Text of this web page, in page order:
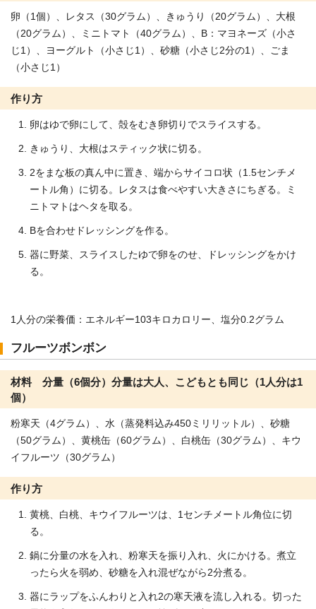
卵（1個）、レタス（30グラム）、きゅうり（20グラム）、大根
（20グラム）、ミニトマト（40グラム）、B：マヨネーズ（小さ
じ1）、ヨーグルト（小さじ1）、砂糖（小さじ2分の1）、ごま
（小さじ1）
作り方
卵はゆで卵にして、殻をむき卵切りでスライスする。
きゅうり、大根はスティック状に切る。
2をまな板の真ん中に置き、端からサイコロ状（1.5センチメ
ートル角）に切る。レタスは食べやすい大きさにちぎる。ミ
ニトマトはヘタを取る。
Bを合わせドレッシングを作る。
器に野菜、スライスしたゆで卵をのせ、ドレッシングをかけ
る。
1人分の栄養価：エネルギー103キロカロリー、塩分0.2グラム
フルーツボンボン
材料 分量（6個分）分量は大人、こどもとも同じ（1人分は1
個）
粉寒天（4グラム）、水（蒸発料込み450ミリリットル）、砂糖
（50グラム）、黄桃缶（60グラム）、白桃缶（30グラム）、キウ
イフルーツ（30グラム）
作り方
黄桃、白桃、キウイフルーツは、1センチメートル角位に切
る。
鍋に分量の水を入れ、粉寒天を振り入れ、火にかける。煮立
ったら火を弱め、砂糖を入れ混ぜながら2分煮る。
器にラップをふんわりと入れ2の寒天液を流し入れる。切った